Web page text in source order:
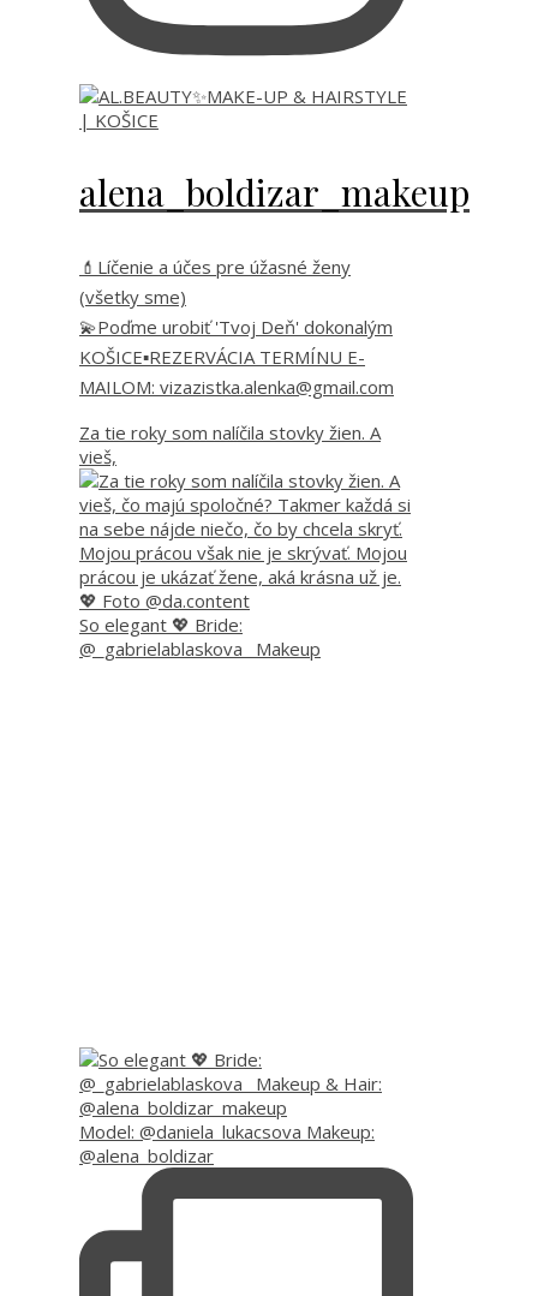
alena_boldizar_makeup
💄Líčenie a účes pre úžasné ženy
(všetky sme)
💫Poďme urobiť 'Tvoj Deň' dokonalým
KOŠICE▪️REZERVÁCIA TERMÍNU E-
MAILOM: vizazistka.alenka@gmail.com
Za tie roky som nalíčila stovky žien. A
vieš,
So elegant 💖 Bride:
@_gabrielablaskova_ Makeup
Model: @daniela_lukacsova Makeup:
@alena_boldizar